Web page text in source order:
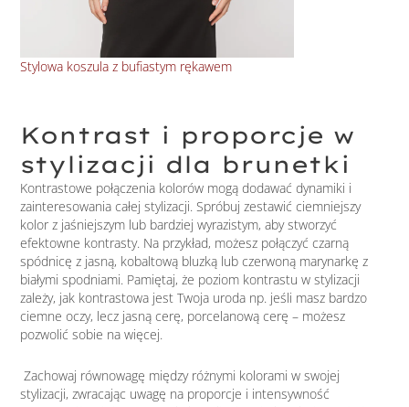
Stylowa koszula z bufiastym rękawem
Kontrast i proporcje w
stylizacji dla brunetki
Kontrastowe połączenia kolorów mogą dodawać dynamiki i
zainteresowania całej stylizacji. Spróbuj zestawić ciemniejszy
kolor z jaśniejszym lub bardziej wyrazistym, aby stworzyć
efektowne kontrasty. Na przykład, możesz połączyć czarną
spódnicę z jasną, kobaltową bluzką lub czerwoną marynarkę z
białymi spodniami. Pamiętaj, że poziom kontrastu w stylizacji
zależy, jak kontrastowa jest Twoja uroda np. jeśli masz bardzo
ciemne oczy, lecz jasną cerę, porcelanową cerę – możesz
pozwolić sobie na więcej.
Zachowaj równowagę między różnymi kolorami w swojej
stylizacji, zwracając uwagę na proporcje i intensywność